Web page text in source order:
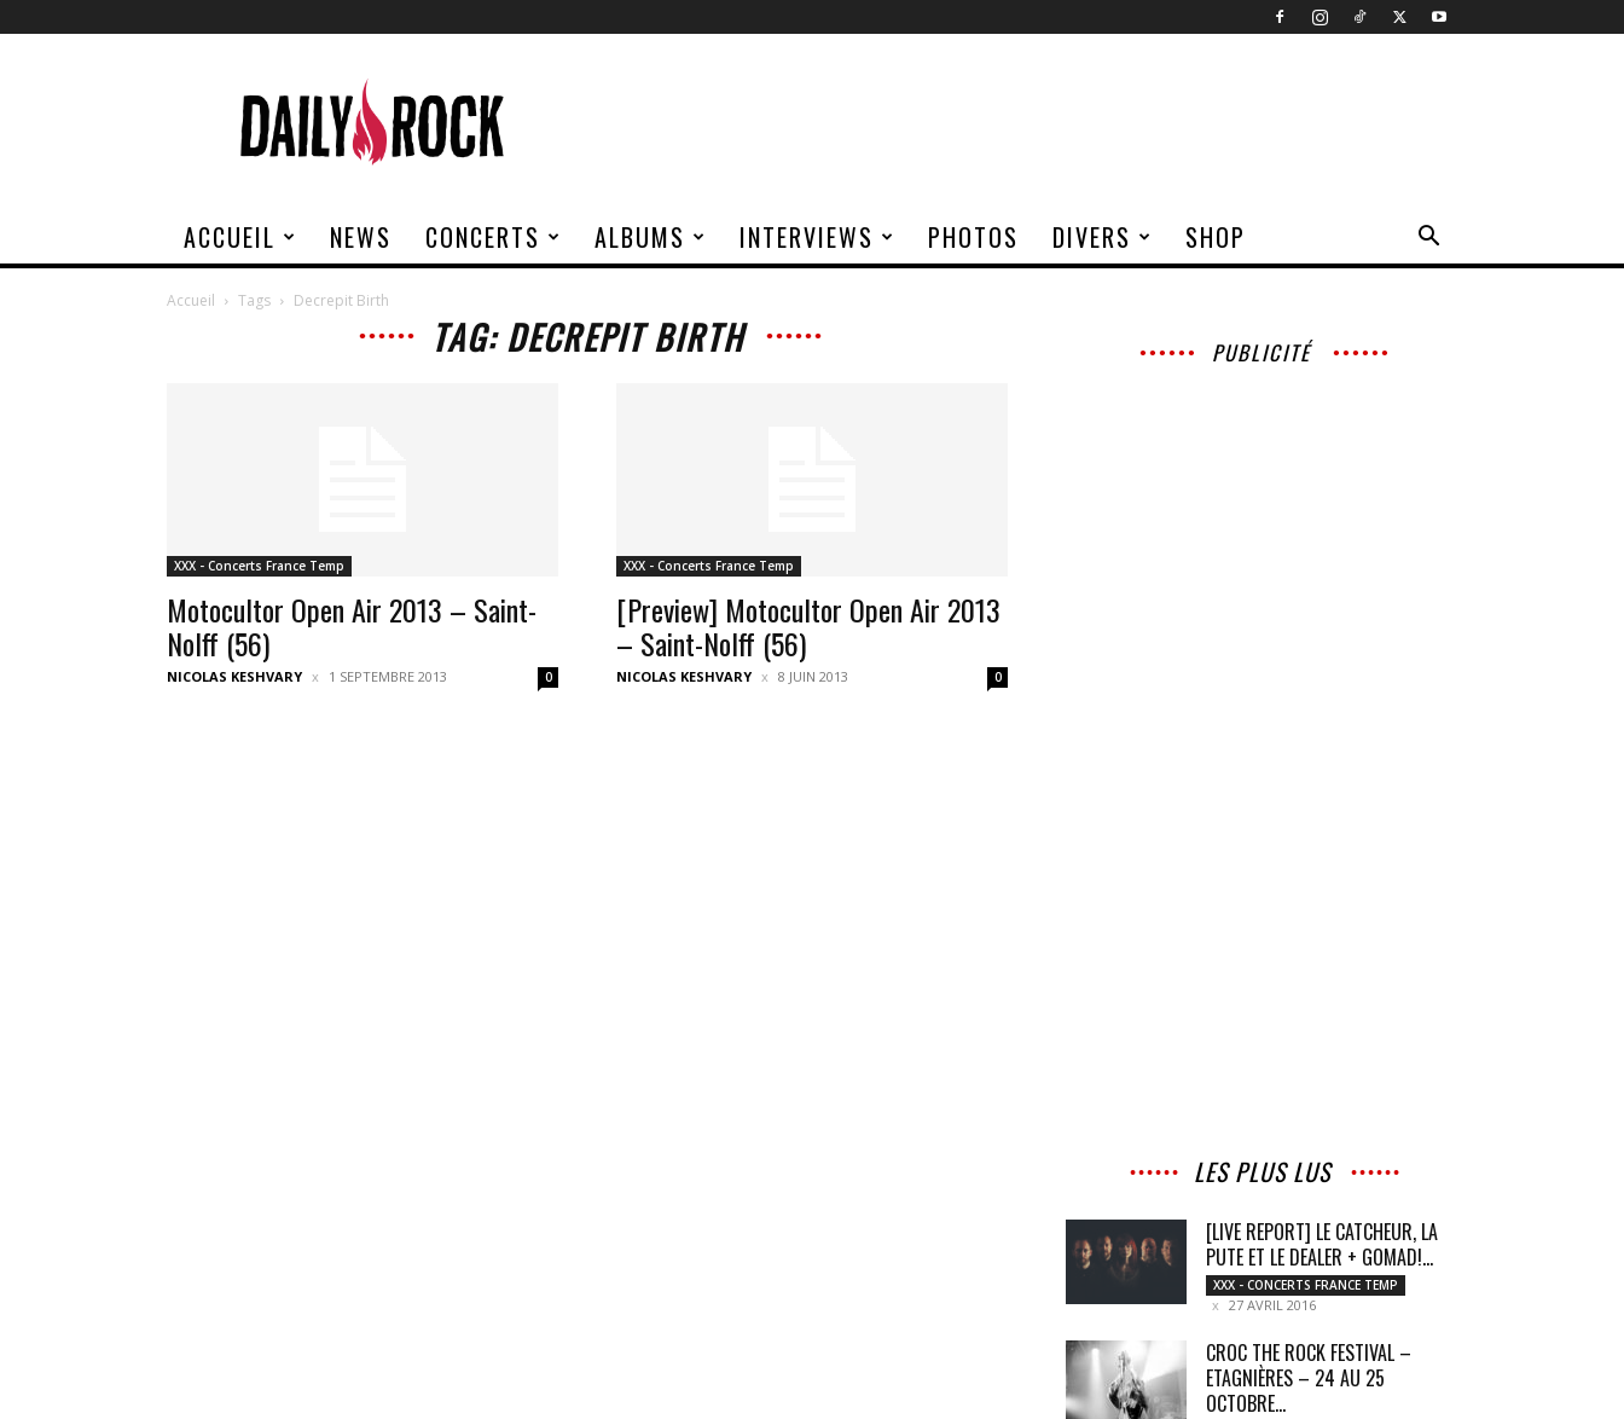
Rock
ACCUEIL NEWS CONCERTS ALBUMS INTERVIEWS PHOTOS DIVERS SHOP
Accueil Tags Decrepit Birth
TAG: DECREPIT BIRTH
XXX - Concerts France Temp
Motocultor Open Air 2013 – Saint-
Nolff (56)
NICOLAS KESHVARY 1 SEPTEMBRE 2013 0
XXX - Concerts France Temp
[Preview] Motocultor Open Air 2013
– Saint-Nolff (56)
NICOLAS KESHVARY 8 JUIN 2013 0
PUBLICITÉ
LES PLUS LUS
[LIVE REPORT] LE CATCHEUR, LA
PUTE ET LE DEALER + GOMAD!...
XXX - CONCERTS FRANCE TEMP
27 AVRIL 2016
CROC THE ROCK FESTIVAL –
ETAGNIÈRES – 24 AU 25
OCTOBRE...